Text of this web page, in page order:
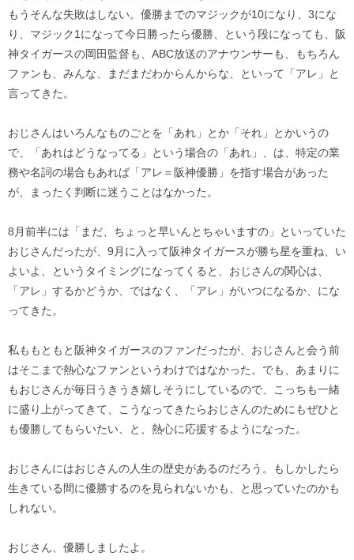
もうそんな失敗はしない。優勝までのマジックが10になり、3にな
り、マジック1になって今日勝ったら優勝、という段になっても、阪
神タイガースの岡田監督も、ABC放送のアナウンサーも、もちろん
ファンも、みんな、まだまだわからんからな、といって「アレ」と
言ってきた。
おじさんはいろんなものごとを「あれ」とか「それ」とかいうの
で、「あれはどうなってる」という場合の「あれ」、は、特定の業
務や名詞の場合もあれば「アレ＝阪神優勝」を指す場合があった
が、まったく判断に迷うことはなかった。
8月前半には「まだ、ちょっと早いんとちゃいますの」といっていた
おじさんだったが、9月に入って阪神タイガースが勝ち星を重ね、い
よいよ、というタイミングになってくると、おじさんの関心は、
「アレ」するかどうか、ではなく、「アレ」がいつになるか、にな
ってきた。
私ももともと阪神タイガースのファンだったが、おじさんと会う前
はそこまで熱心なファンというわけではなかった。でも、あまりに
もおじさんが毎日うきうき嬉しそうにしているので、こっちも一緒
に盛り上がってきて、こうなってきたらおじさんのためにもぜひと
も優勝してもらいたい、と、熱心に応援するようになった。
おじさんにはおじさんの人生の歴史があるのだろう。もしかしたら
生きている間に優勝するのを見られないかも、と思っていたのかも
しれない。
おじさん、優勝しましたよ。